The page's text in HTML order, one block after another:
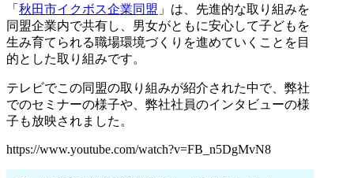
「 秋田市イクボス企業同盟 」は、先進的な取り組みを
同盟企業内で共有し、男女がともに安心して子どもを
生み育てられる職場環境づくりを進めていくことを目
的とした取り組みです。
テレビでこの同盟の取り組みが紹介された中で、弊社
でのセミナーの様子や、弊社社員のインタビューの様
子も放映されました。
https://www.youtube.com/watch?v=FB_n5DgMvN8